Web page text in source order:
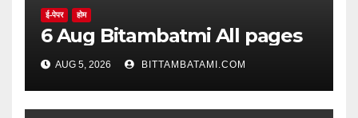
ई-पेपर होम
6 Aug Bitambatmi All pages
AUG 5, 2026 BITTAMBATAMI.COM